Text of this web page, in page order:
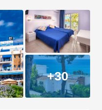
+30